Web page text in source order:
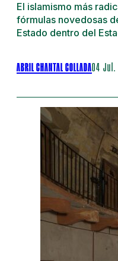
El islamismo más
fórmulas novedosas
Estado dentro del
ABRIL CHANTAL COLLADA04 Jul.